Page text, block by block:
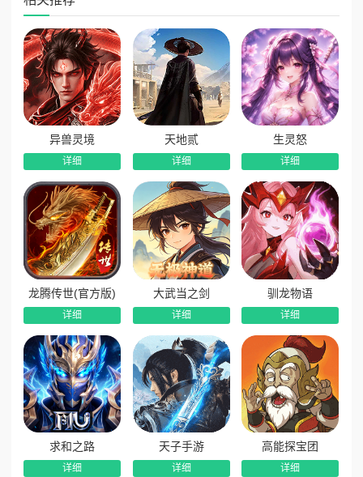
版本福利
全新职业格斗家火爆登场
异兽灵境
详细
天地贰
详细
生灵怒
详细
龙腾传世(官方版)
详细
大武当之剑
详细
驯龙物语
详细
求和之路
详细
天子手游
详细
高能探宝团
详细